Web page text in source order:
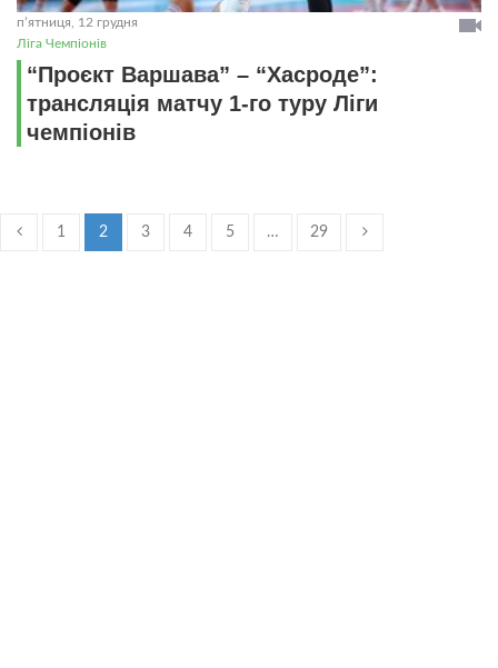
пʼятниця, 12 грудня
Ліга Чемпіонів
“Проєкт Варшава” – “Хасроде”:
трансляція матчу 1-го туру Ліги
чемпіонів
1 2 3 4 5 … 29